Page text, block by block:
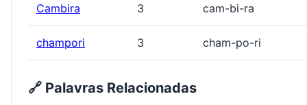
Cambira 3 cam-bi-ra
champori 3 cham-po-ri
🔗 Palavras Relacionadas